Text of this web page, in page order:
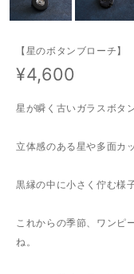
【星のボタンブローチ】
¥4,600
星が瞬く古いガラスボタ
立体感のある星や多面カ
黒縁の中に小さく佇む様
これからの季節、ワンピ
ね。